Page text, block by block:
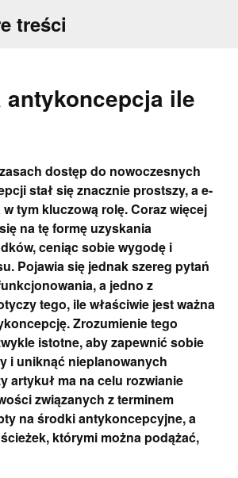
treści
antykoncepcja ile
dostęp do nowoczesnych
stał się znacznie prostszy, a e-
tym kluczową rolę. Coraz więcej
na tę formę uzyskania
ceniąc sobie wygodę i
Pojawia się jednak szereg pytań
a jedno z
tego, ile właściwie jest ważna
Zrozumienie tego
istotne, aby zapewnić sobie
i uniknąć nieplanowanych
artykuł ma na celu rozwianie
związanych z terminem
na środki antykoncepcyjne, a
którymi można podążać,